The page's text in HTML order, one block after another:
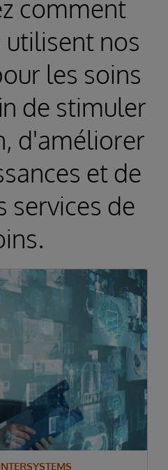
comment
nos
les soins
de stimuler
d'améliorer
et de
services de